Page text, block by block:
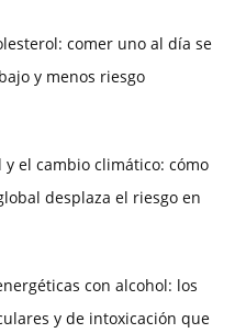
comer uno al día se
y menos riesgo
el cambio climático: cómo
desplaza el riesgo en
con alcohol: los
y de intoxicación que